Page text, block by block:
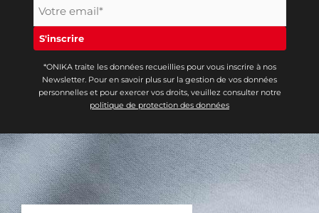
*ONIKA traite les données recueillies pour vous inscrire à nos
Newsletter. Pour en savoir plus sur la gestion de vos données
personnelles et pour exercer vos droits, veuillez consulter notre
politique de protection des données